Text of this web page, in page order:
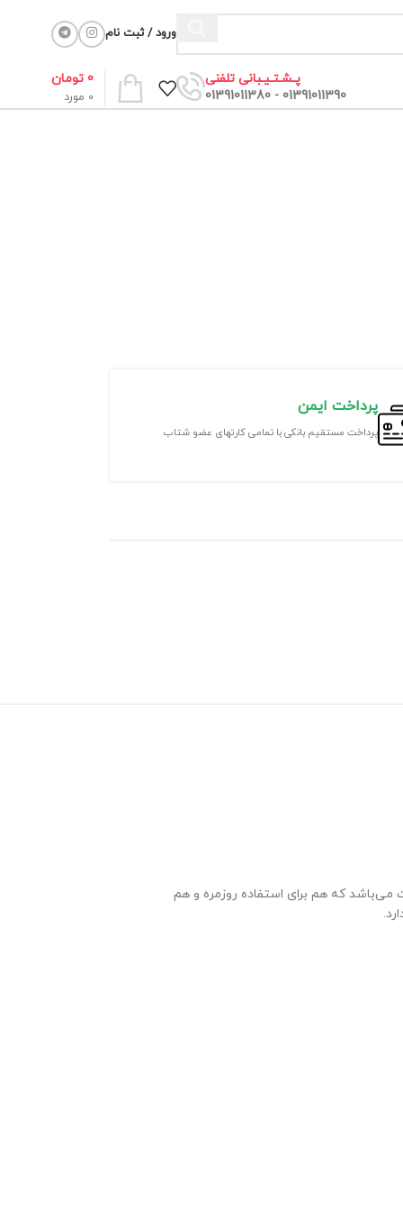
ورود / ثبت نام
پـشـتـیـبانی تلفنی
01391011390 - 01391011380
0 مورد
0 تومان
پرداخت ایمن
پرداخت مستقیم بانکی با تمامی کارتهای عضو شتاب
و گرم است. این ست شامل ۶ عدد لیوان شفاف و باکیفیت می‌باشد که هم برای استفاده روزمره و هم